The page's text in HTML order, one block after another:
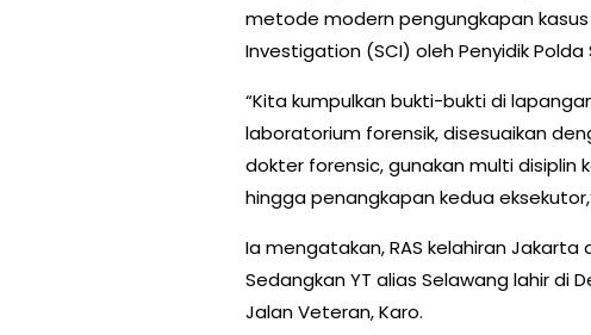
metode modern pengungkapan
Investigation (SCI) oleh Penyidik Polda
“Kita kumpulkan bukti-bukti di
laboratorium forensik, disesuaikan
dokter forensic, gunakan multi disiplin
hingga penangkapan kedua
Ia mengatakan, RAS kelahiran
Sedangkan YT alias Selawang lahir
Jalan Veteran, Karo.